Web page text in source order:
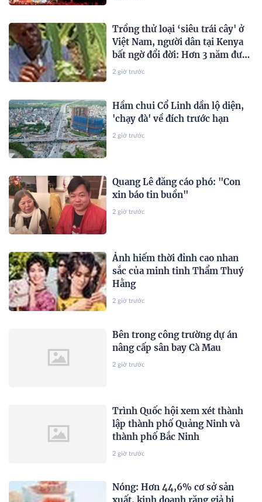
Trồng thử loại ‘siêu trái cây' ở
Việt Nam, người dân tại Kenya
bất ngờ đổi đời: Hơn 3 năm được
thu hoạch, sản lượng không đủ
2 giờ trước
Hầm chui Cổ Linh dần lộ diện,
'chạy đà' về đích trước hạn
2 giờ trước
Quang Lê đăng cáo phó: "Con
xin báo tin buồn"
2 giờ trước
Ảnh hiếm thời đỉnh cao nhan
sắc của minh tinh Thẩm Thuý
Hằng
2 giờ trước
Bên trong công trường dự án
nâng cấp sân bay Cà Mau
2 giờ trước
Trình Quốc hội xem xét thành
lập thành phố Quảng Ninh và
thành phố Bắc Ninh
2 giờ trước
Nóng: Hơn 44,6% cơ sở sản